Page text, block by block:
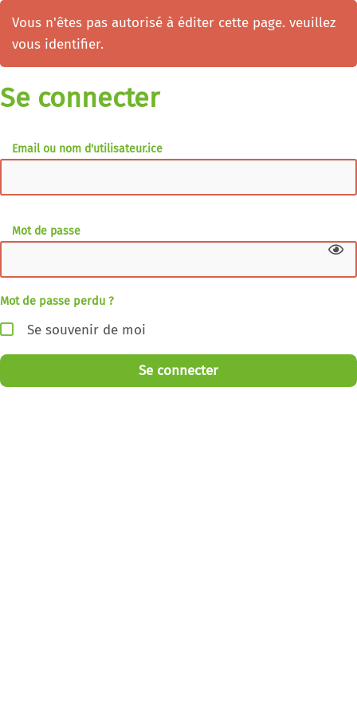
Vous n'êtes pas autorisé à éditer cette page. veuillez
vous identifier.
Se connecter
Email ou nom d'utilisateur.ice
Mot de passe
Mot de passe perdu ?
Se souvenir de moi
Se connecter